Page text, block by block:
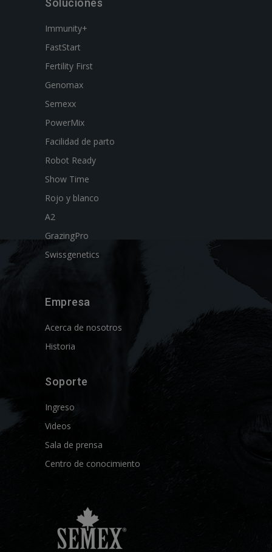
Soluciones
Immunity+
FastStart
Fertility First
Genomax
Semexx
PowerMix
Facilidad de parto
Robot Ready
Show Time
Rojo y blanco
A2
GrazingPro
Swissgenetics
Empresa
Acerca de nosotros
Historia
Soporte
Ingreso
Videos
Sala de prensa
Centro de conocimiento